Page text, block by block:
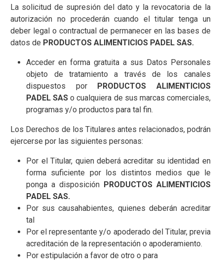
La solicitud de supresión del dato y la revocatoria de la
autorización no procederán cuando el titular tenga un
deber legal o contractual de permanecer en las bases de
datos de PRODUCTOS ALIMENTICIOS PADEL SAS.
Acceder en forma gratuita a sus Datos Personales
objeto de tratamiento a través de los canales
dispuestos por PRODUCTOS ALIMENTICIOS
PADEL SASo cualquiera de sus marcas comerciales,
programas y/o productos para tal fin.
Los Derechos de los Titulares antes relacionados, podrán
ejercerse por las siguientes personas:
Por el Titular, quien deberá acreditar su identidad en
forma suficiente por los distintos medios que le
ponga a disposición PRODUCTOS ALIMENTICIOS
PADEL SAS.
Por sus causahabientes, quienes deberán acreditar
tal
Por el representante y/o apoderado del Titular, previa
acreditación de la representación o apoderamiento.
Por estipulación a favor de otro o para